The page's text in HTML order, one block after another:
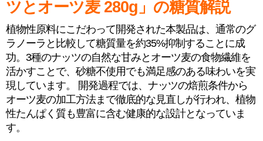
ツとオーツ麦 280g」の糖質解説
植物性原料にこだわって開発された本製品は、通常のグ
ラノーラと比較して糖質量を約35%抑制することに成
功。3種のナッツの自然な甘みとオーツ麦の食物繊維を
活かすことで、砂糖不使用でも満足感のある味わいを実
現しています。 開発過程では、ナッツの焙煎条件から
オーツ麦の加工方法まで徹底的な見直しが行われ、植物
性たんぱく質も豊富に含む健康的な設計となっていま
す。